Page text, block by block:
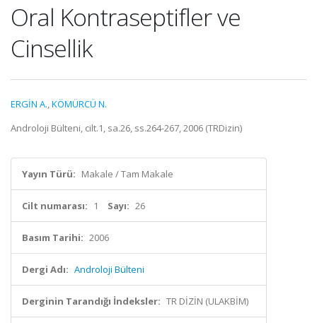
Oral Kontraseptifler ve
Cinsellik
ERGİN A.,KÖMÜRCÜ N.
Androloji Bülteni, cilt.1, sa.26, ss.264-267, 2006 (TRDizin)
Yayın Türü: Makale / Tam Makale
Cilt numarası: 1 Sayı: 26
Basım Tarihi: 2006
Dergi Adı: Androloji Bülteni
Derginin Tarandığı İndeksler: TR DİZİN (ULAKBİM)